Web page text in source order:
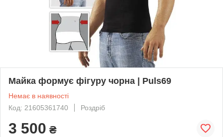
Майка формує фігуру чорна | Puls69
Немає в наявності
Код: 21605361740
Роздріб
3 500 ₴